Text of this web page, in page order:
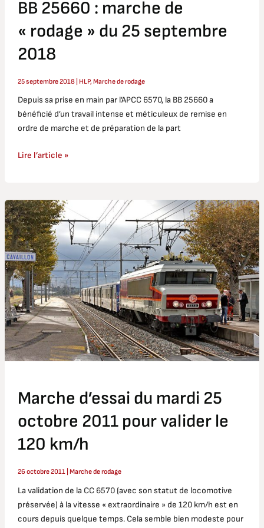
BB 25660 : marche de
« rodage » du 25 septembre
2018
25 septembre 2018 | HLP,Marche de rodage
Depuis sa prise en main par l’APCC 6570, la BB 25660 a
bénéficié d’un travail intense et méticuleux de remise en
ordre de marche et de préparation de la part
Lire l’article »
Marche d’essai du mardi 25
octobre 2011 pour valider le
120 km/h
26 octobre 2011 Marche de rodage
La validation de la CC 6570 (avec son statut de locomotive
préservée) à la vitesse « extraordinaire » de 120 km/h est en
cours depuis quelque temps. Cela semble bien modeste pour
Marche
d’essai
du
mardi
25
octobre
2011
pour
valider
le
120
km/h